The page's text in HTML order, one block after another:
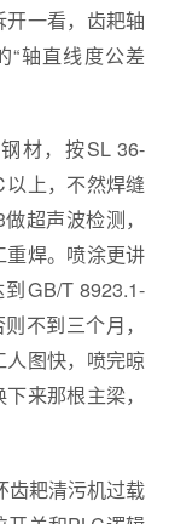
一看，齿耙轴
“轴直线度公差
材，按SL 36-
上，不然焊缝
超声波检测，
焊。喷涂更讲
GB/T 8923.1-
不到三个月，
图快，喷完晾
来那根主梁，
齿耙清污机过载